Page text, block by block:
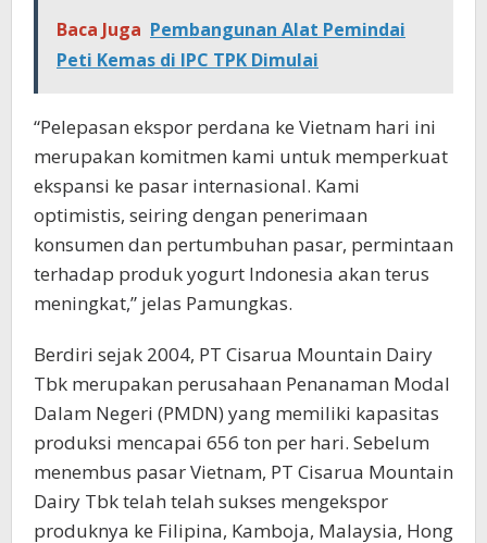
Baca Juga Pembangunan Alat Pemindai
Peti Kemas di IPC TPK Dimulai
“Pelepasan ekspor perdana ke Vietnam hari ini
merupakan komitmen kami untuk memperkuat
ekspansi ke pasar internasional. Kami
optimistis, seiring dengan penerimaan
konsumen dan pertumbuhan pasar, permintaan
terhadap produk yogurt Indonesia akan terus
meningkat,” jelas Pamungkas.
Berdiri sejak 2004, PT Cisarua Mountain Dairy
Tbk merupakan perusahaan Penanaman Modal
Dalam Negeri (PMDN) yang memiliki kapasitas
produksi mencapai 656 ton per hari. Sebelum
menembus pasar Vietnam, PT Cisarua Mountain
Dairy Tbk telah telah sukses mengekspor
produknya ke Filipina, Kamboja, Malaysia, Hong